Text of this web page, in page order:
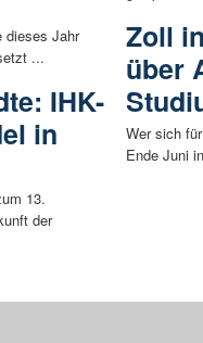
dieses Jahr
...
IHK-
in
13.
der
Zoll
über
Wer sich
Ende Juni